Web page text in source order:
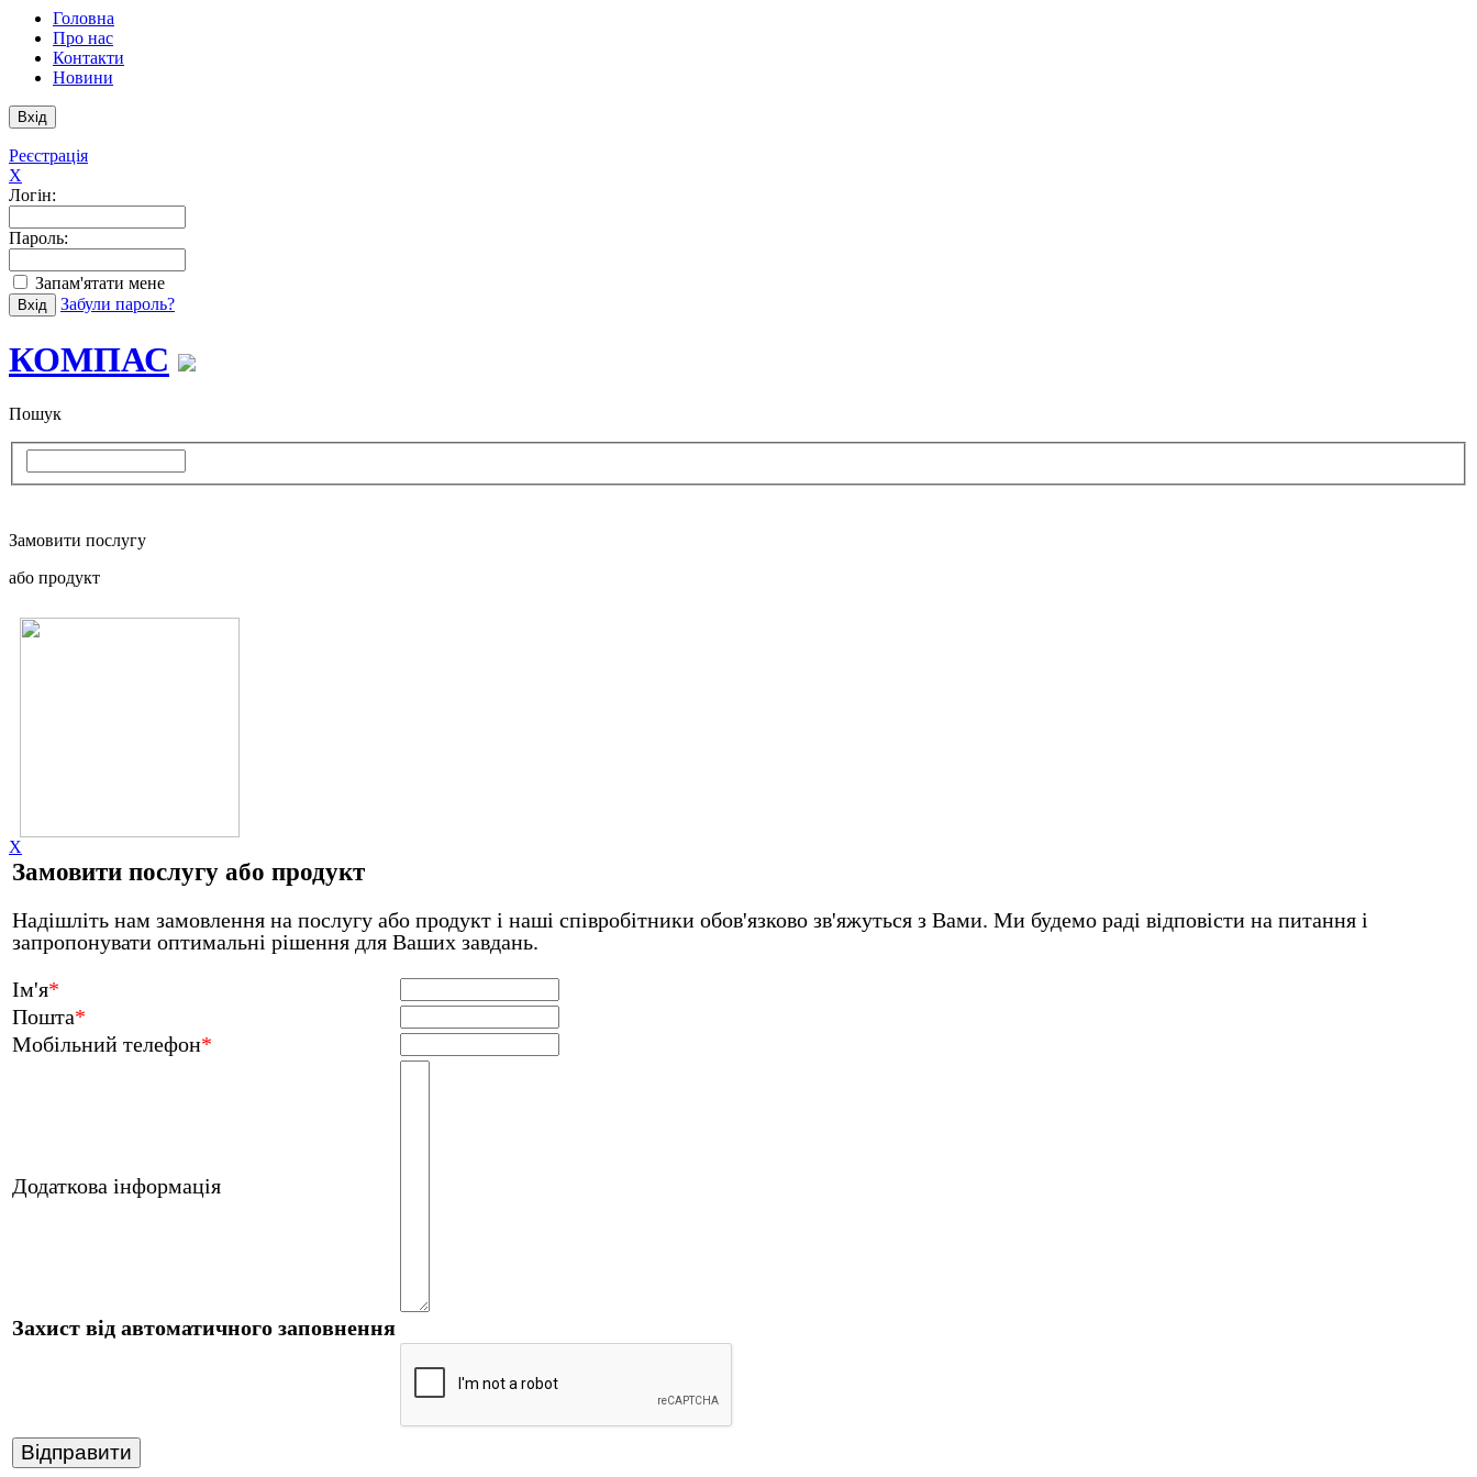
Головна
Про нас
Контакти
Новини
Реєстрація
X
Логін:
Пароль:
Запам'ятати мене
Забули пароль?
КОМПАС
Пошук
Замовити послугу
або продукт
X
Замовити послугу або продукт
Надішліть нам замовлення на послугу або продукт і наші співробітники обов'язково зв'яжуться з Вами. Ми будемо раді відповісти на питання і
запропонувати оптимальні рішення для Ваших завдань.
Ім'я*
Пошта*
Мобільний телефон*
Додаткова інформація
Захист від автоматичного заповнення